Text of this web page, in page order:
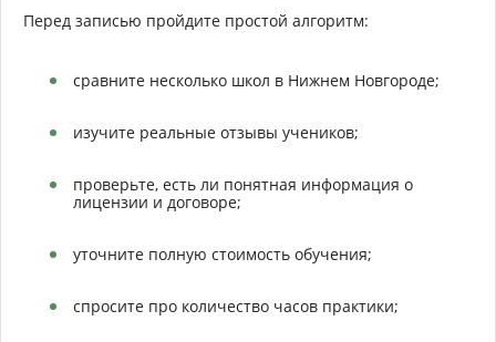
Перед записью пройдите простой алгоритм:
сравните несколько школ в Нижнем Новгороде;
изучите реальные отзывы учеников;
проверьте, есть ли понятная информация о
лицензии и договоре;
уточните полную стоимость обучения;
спросите про количество часов практики;